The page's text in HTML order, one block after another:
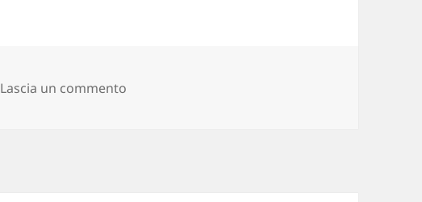
Lascia un commento